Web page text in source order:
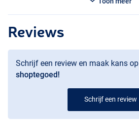
Reviews
Schrijf een review en maak kans op
shoptegoed!
Schrijf een review